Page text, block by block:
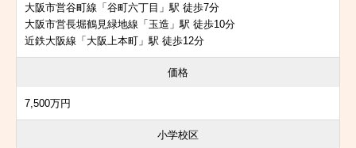
大阪市営谷町線「谷町六丁目」駅 徒歩7分
大阪市営長堀鶴見緑地線「玉造」駅 徒歩10分
近鉄大阪線「大阪上本町」駅 徒歩12分
価格
7,500万円
小学校区